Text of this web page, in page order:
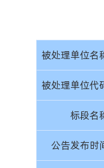
被处理单位名
被处理单位代
标段名
公告发布时